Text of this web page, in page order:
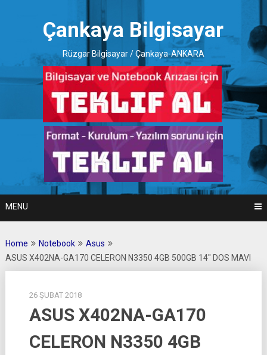
Çankaya Bilgisayar
Rüzgar Bilgisayar / Çankaya-ANKARA
MENU
Home Notebook
Asus
ASUS X402NA-GA170 CELERON N3350 4GB 500GB 14″ DOS MAVI
26 ŞUBAT 2018
ASUS X402NA-GA170
CELERON N3350 4GB